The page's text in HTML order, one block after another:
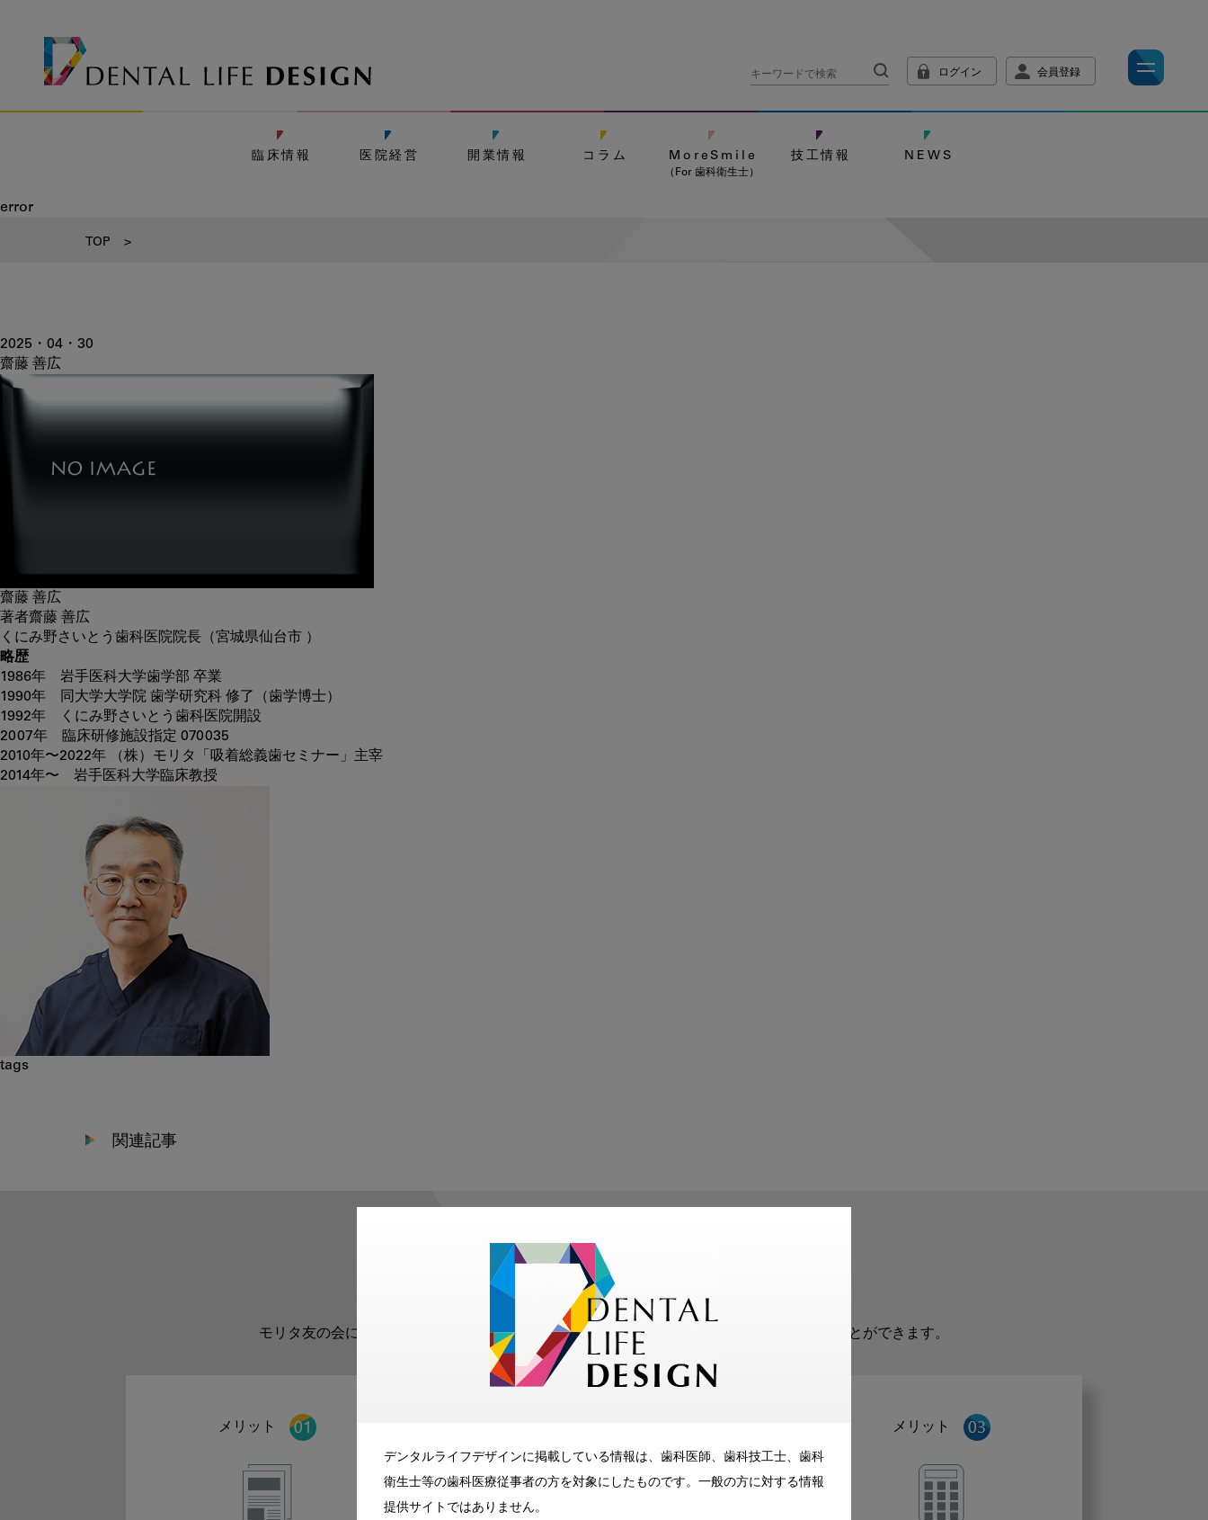
デンタルライフデザインに掲載している情報は、歯科医師、歯科技工士、歯科
衛生士等の歯科医療従事者の方を対象にしたものです。一般の方に対する情報
提供サイトではありません。
ログイン 会員登録
臨床情報 医院経営 開業情報 コラム MoreSmile
（For 歯科衛生士）
技工情報 NEWS
error
TOP >
2025・04・30
齋藤 善広
齋藤 善広
著者齋藤 善広
くにみ野さいとう歯科医院院長（宮城県仙台市 ）
略歴
1986年 岩手医科大学歯学部 卒業
1990年 同大学大学院 歯学研究科 修了（歯学博士）
1992年 くにみ野さいとう歯科医院開設
2007年 臨床研修施設指定 070035
2010年〜2022年 （株）モリタ「吸着総義歯セミナー」主宰
2014年〜 岩手医科大学臨床教授
tags
関連記事
モリタ友の会無料会員のご案内
モリタ友の会に登録いただくと、デンタルライフデザインをもっと便利にご利用いただくことができます。
メリット メリット